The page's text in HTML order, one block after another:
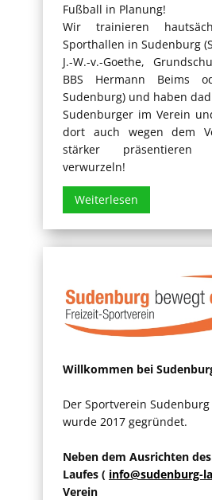
Fußball in Planung!
Wir trainieren
Sporthallen in Sudenburg
J.-W.-v.-Goethe,
BBS Hermann Beims
Sudenburg) und haben
Sudenburger im Verein
dort auch wegen dem
stärker
verwurzeln!
Weiterlesen
Willkommen bei
Der Sportverein Sudenburg
wurde 2017 gegründet.
Neben dem Ausrichten
Laufes ( info@sudenburg-
Verein